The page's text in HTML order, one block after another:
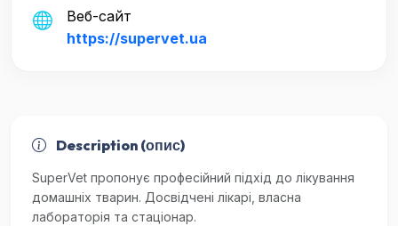
Веб-сайт
https://supervet.ua
Description (опис)
SuperVet пропонує професійний підхід до лікування
домашніх тварин. Досвідчені лікарі, власна
лабораторія та стаціонар.